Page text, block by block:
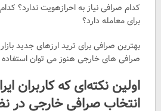
کدام صرافی نیاز به احرازهویت ندارد؟
برای معامله دارد؟
بهترین صرافی برای ترید ارزهای جدید
صرافی های خارجی هنوز می توان استفاده
اولین نکته‌ای که کاربران
انتخاب صرافی خارجی در